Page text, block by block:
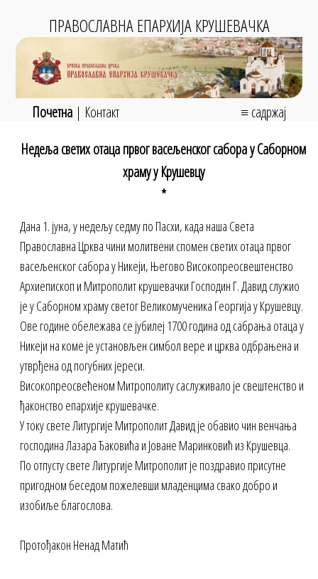
ПРАВОСЛАВНА ЕПАРХИЈА КРУШЕВАЧКА
Почетна| Контакт
≡ садржај
Недеља светих отаца првог васељенског сабора у Саборном
храму у Крушевцу
*
Дана 1. јуна, у недељу седму по Пасхи, када наша Света
Православна Црква чини молитвени спомен светих отаца првог
васељенског сабора у Никеји, Његово Високопреосвештенство
Архиепископ и Митрополит крушевачки Господин Г. Давид служио
је у Саборном храму светог Великомученика Георгија у Крушевцу.
Ове године обележава се јубилеј 1700 година од сабрања отаца у
Никеји на коме је установљен симбол вере и црква одбрањена и
утврђена од погубних јереси.
Високопреосвећеном Митрополиту саслуживало је свештенство и
ђаконство епархије крушевачке.
У току свете Литургије Митрополит Давид је обавио чин венчања
господина Лазара Ђаковића и Јоване Маринковић из Крушевца.
По отпусту свете Литургије Митрополит је поздравио присутне
пригодном беседом пожелевши младенцима свако добро и
изобиље благослова.
Протођакон Ненад Матић